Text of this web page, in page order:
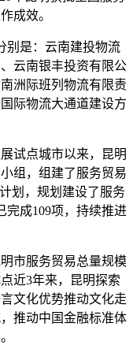
成效。
别是：云南建投物流
云南银丰投资有限公
洲际班列物流有限责
际物流大通道建设方
试点城市以来，昆明
组，组建了服务贸易
划，规划建设了服务
完成109项，持续推进
市服务贸易总量规模
近3年来，昆明探索
文化优势推动文化走
推动中国金融标准体